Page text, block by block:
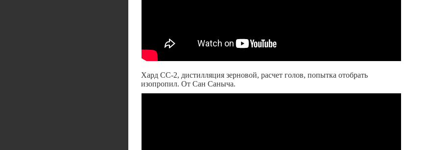
Хард СС-2, дистилляция зерновой, расчет голов, попытка отобрать
изопропил. От Сан Саныча.